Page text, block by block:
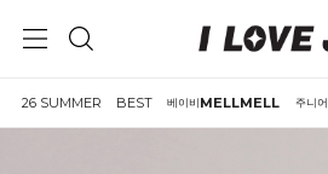
26 SUMMER BEST 베이비MELLMELL 주니어